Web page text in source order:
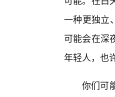
一种更独立
可能会在深
年轻人，也
你们可